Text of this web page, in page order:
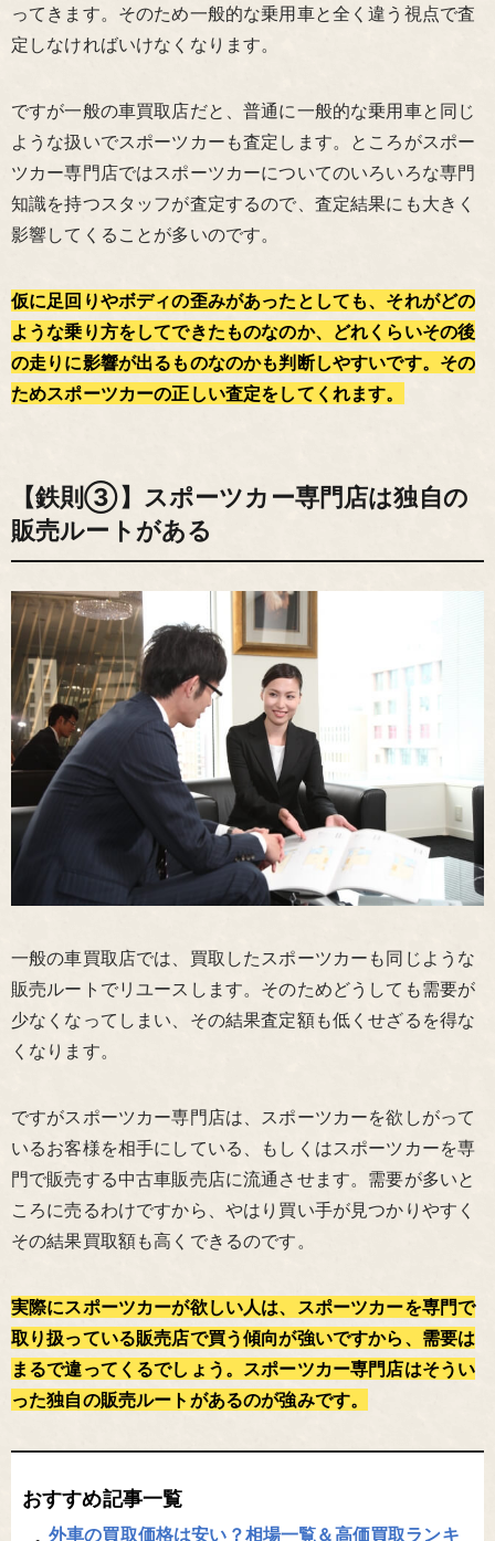
ってきます。そのため一般的な乗用車と全く違う視点で査
定しなければいけなくなります。
ですが一般の車買取店だと、普通に一般的な乗用車と同じ
ような扱いでスポーツカーも査定します。ところがスポー
ツカー専門店ではスポーツカーについてのいろいろな専門
知識を持つスタッフが査定するので、査定結果にも大きく
影響してくることが多いのです。
仮に足回りやボディの歪みがあったとしても、それがどの
ような乗り方をしてできたものなのか、どれくらいその後
の走りに影響が出るものなのかも判断しやすいです。その
ためスポーツカーの正しい査定をしてくれます。
【鉄則③】スポーツカー専門店は独自の
販売ルートがある
一般の車買取店では、買取したスポーツカーも同じような
販売ルートでリユースします。そのためどうしても需要が
少なくなってしまい、その結果査定額も低くせざるを得な
くなります。
ですがスポーツカー専門店は、スポーツカーを欲しがって
いるお客様を相手にしている、もしくはスポーツカーを専
門で販売する中古車販売店に流通させます。需要が多いと
ころに売るわけですから、やはり買い手が見つかりやすく
その結果買取額も高くできるのです。
実際にスポーツカーが欲しい人は、スポーツカーを専門で
取り扱っている販売店で買う傾向が強いですから、需要は
まるで違ってくるでしょう。スポーツカー専門店はそうい
った独自の販売ルートがあるのが強みです。
おすすめ記事一覧
外車の買取価格は安い？相場一覧＆高価買取ランキ